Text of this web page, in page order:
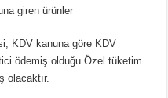
giren ürünler
KDV kanuna göre KDV
ödemiş olduğu Özel tüketim
olacaktır.